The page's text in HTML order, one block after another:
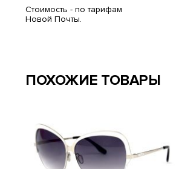
Стоимость - по тарифам
Новой Почты.
ПОХОЖИЕ ТОВАРЫ